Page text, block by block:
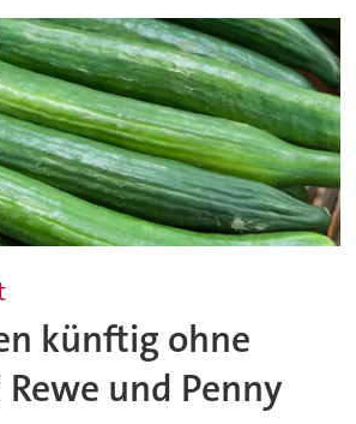
künftig ohne
und Penny